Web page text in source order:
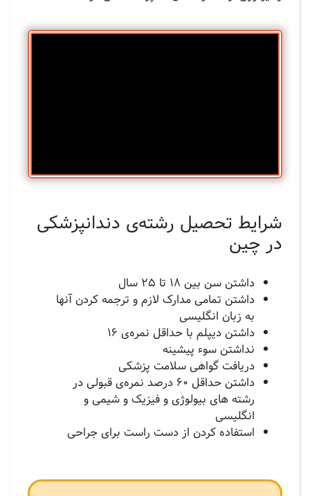
شرایط تحصیل رشته‌ی دندانپزشکی
در چین
داشتن سن بین 18 تا 25 سال
داشتن تمامی مدارک لازم و ترجمه کردن آنها
به زبان انگلیسی
داشتن دیپلم با حداقل نمره‌ی 16
نداشتن سوء پیشینه
دریافت گواهی سلامت پزشکی
داشتن حداقل 60 درصد نمره‌ی قبولی در
رشته های بیولوژی و فیزیک و‌ شیمی و
انگلیسی
استفاده کردن از دست راست برای جراحی